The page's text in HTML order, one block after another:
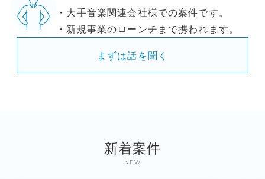
・大手音楽関連会社様での案件です。
・新規事業のローンチまで携われます。
まずは話を聞く
新着案件
NEW